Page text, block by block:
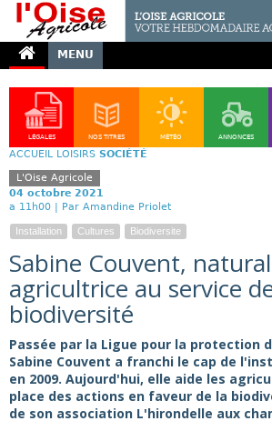
MENU
LÉGALES NOS TITRES MÉTÉO ANNONCES
ACCUEIL LOISIRS SOCIÉTÉ
L'Oise Agricole
04 octobre 2021
a 11h00 | Par Amandine Priolet
Installation Cultures Biodiversite
Sabine Couvent,
agricultrice au service
biodiversité
Passée par la Ligue pour la protection
Sabine Couvent a franchi le cap de
en 2009. Aujourd'hui, elle aide les
place des actions en faveur de la
de son association L'hirondelle aux